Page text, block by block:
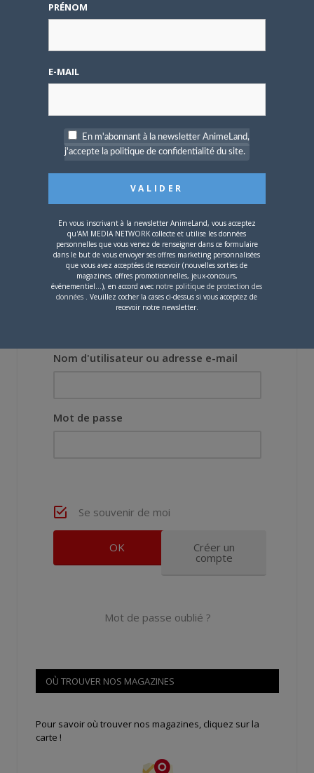
pour 2027
4 JUILLET 2026 0
[Entretien] Mokochan : «
Lors des prémices du
demandé de suivre au
Vous devez vous connecterpour laisser un
commentaire.
Nom d'utilisateur ou adresse e-mail
Mot de passe
Se souvenir de moi
Créer un
compte
Mot de passe oublié ?
OÙ TROUVER NOS MAGAZINES
Pour savoir où trouver nos magazines, cliquez sur la
carte !
PRÉNOM
E-MAIL
En m'abonnant à la newsletter AnimeLand,
j'accepte la politique de confidentialité du site.
En vous inscrivant à la newsletter AnimeLand, vous acceptez
qu'AM MEDIA NETWORK collecte et utilise les données
personnelles que vous venez de renseigner dans ce formulaire
dans le but de vous envoyer ses offres marketing personnalisées
que vous avez acceptées de recevoir (nouvelles sorties de
magazines, offres promotionnelles, jeux-concours,
événementiel...), en accord avec notre politique de protection des
données . Veuillez cocher la cases ci-dessus si vous acceptez de
recevoir notre newsletter.